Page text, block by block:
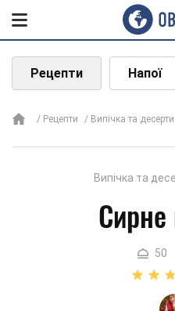
Рецепти Напої
Рецепти Випічка та десерти
Випічка та
Сирне
50